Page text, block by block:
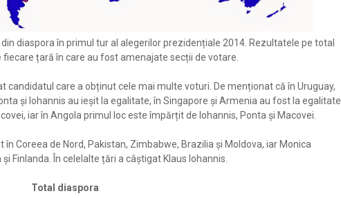
diaspora în primul tur al alegerilor prezidențiale 2014. Rezultatele pe total
țară în care au fost amenajate secții de votare.
candidatul care a obținut cele mai multe voturi. De menționat că în Uruguay,
și Iohannis au ieșit la egalitate, în Singapore și Armenia au fost la egalitate
iar în Angola primul loc este împărțit de Iohannis, Ponta și Macovei.
în Coreea de Nord, Pakistan, Zimbabwe, Brazilia și Moldova, iar Monica
și Finlanda. În celelalte țări a câștigat Klaus Iohannis.
Total diaspora